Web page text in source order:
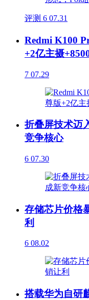
评测 6 07.31
Redmi K100
+2亿主摄
7 07.29
折叠屏技术迈
竞争核心
6 07.30
存储芯片价格
利
6 08.02
搭载华为自研